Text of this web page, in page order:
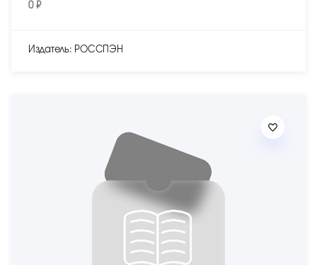
0 ₽
Издатель: РОССПЭН